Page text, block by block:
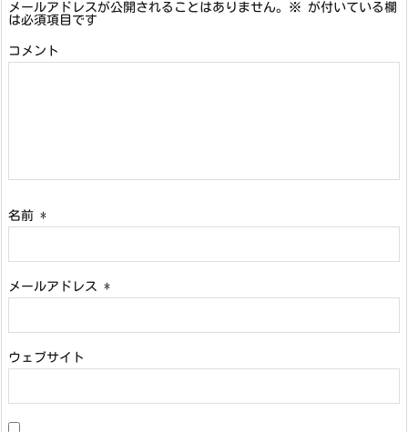
メールアドレスが公開されることはありません。 ※ が付いている欄
は必須項目です
コメント
名前 *
メールアドレス *
ウェブサイト